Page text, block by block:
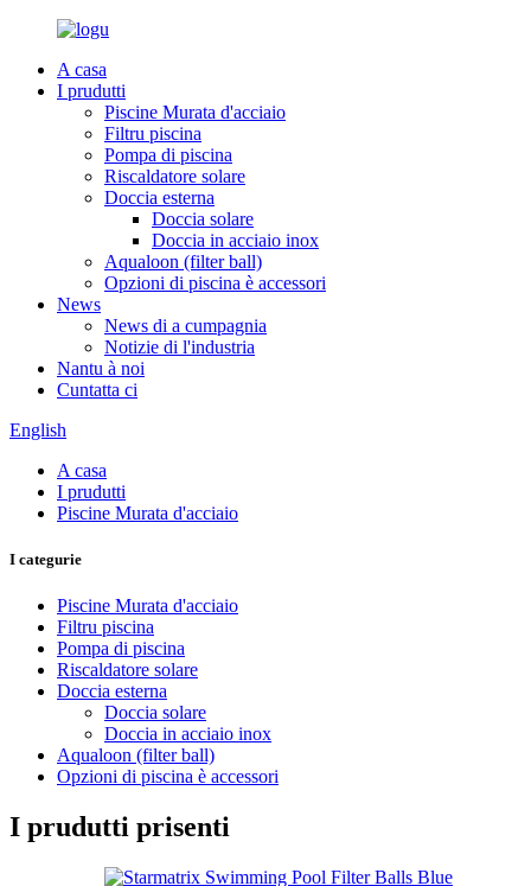
A casa
I prudutti
Piscine Murata d'acciaio
Filtru piscina
Pompa di piscina
Riscaldatore solare
Doccia esterna
Doccia solare
Doccia in acciaio inox
Aqualoon (filter ball)
Opzioni di piscina è accessori
News
News di a cumpagnia
Notizie di l'industria
Nantu à noi
Cuntatta ci
English
A casa
I prudutti
Piscine Murata d'acciaio
I categurie
Piscine Murata d'acciaio
Filtru piscina
Pompa di piscina
Riscaldatore solare
Doccia esterna
Doccia solare
Doccia in acciaio inox
Aqualoon (filter ball)
Opzioni di piscina è accessori
I prudutti prisenti